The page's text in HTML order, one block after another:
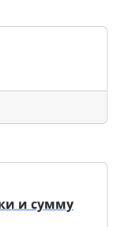
и сумму